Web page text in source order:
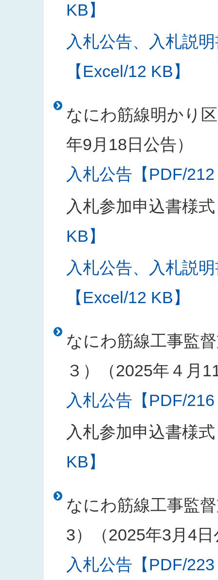
KB】
入札公告、入札説
【Excel/12 KB】
なにわ筋線明かり
年9月18日公告）
入札公告【PDF/
入札参加申込書様式
KB】
入札公告、入札説
【Excel/12 KB】
なにわ筋線工事監
３）（2025年４月
入札公告【PDF/
入札参加申込書様式
KB】
なにわ筋線工事監
3）（2025年3月4
入札公告【PDF/